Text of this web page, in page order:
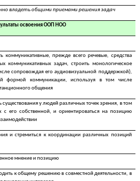
владеть общими приемами решения задач
освоения ООП НОО
коммуникативные, прежде всего речевые, средства
коммуникативных задач, строить монологическое
сопровождая его аудиовизуальной поддержкой),
формой коммуникации, используя в том числе
общения
существования у людей различных точек зрения, в том
с его собственной, и ориентироваться на позицию
и стремиться к координации различных позиций
мнение и позицию
к общему решению в совместной деятельности, в